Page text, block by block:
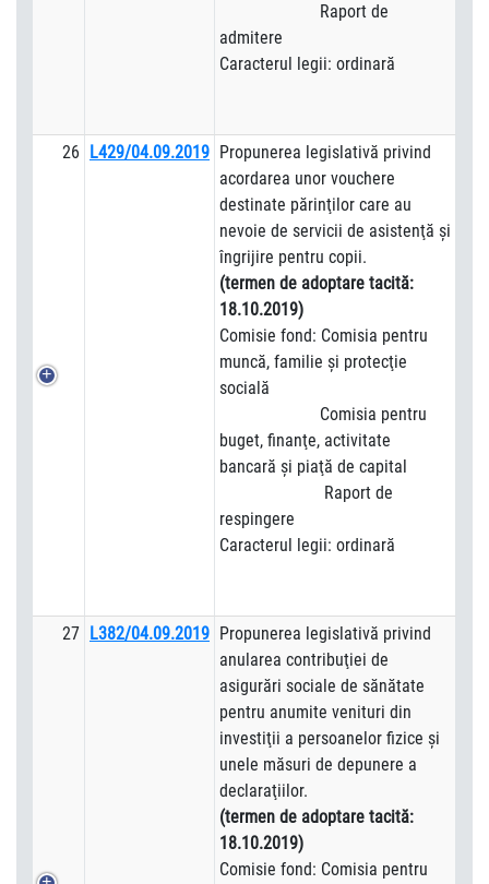
Raport de
admitere
Caracterul legii: ordinară
26 L429/04.09.2019 Propunerea legislativă privind
acordarea unor vouchere
destinate părinţilor care au
nevoie de servicii de asistenţă şi
îngrijire pentru copii.
(termen de adoptare tacită:
18.10.2019)
Comisie fond: Comisia pentru
muncă, familie şi protecţie
socială
Comisia pentru
buget, finanţe, activitate
bancară şi piaţă de capital
Raport de
respingere
Caracterul legii: ordinară
27 L382/04.09.2019 Propunerea legislativă privind
anularea contribuţiei de
asigurări sociale de sănătate
pentru anumite venituri din
investiţii a persoanelor fizice şi
unele măsuri de depunere a
declaraţiilor.
(termen de adoptare tacită:
18.10.2019)
Comisie fond: Comisia pentru